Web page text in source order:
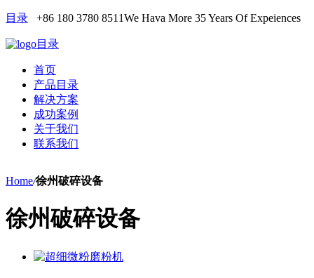
目录 +86 180 3780 8511We Hava More 35 Years Of Expeiences
目录
首页
产品目录
解决方案
成功案例
关于我们
联系我们
Home/徐州破碎设备
徐州破碎设备